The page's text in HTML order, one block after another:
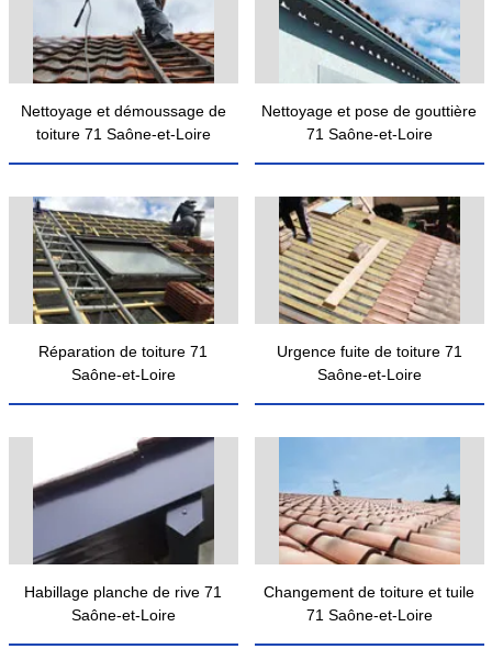
Nettoyage et démoussage de
toiture 71 Saône-et-Loire
Nettoyage et pose de gouttière
71 Saône-et-Loire
Réparation de toiture 71
Saône-et-Loire
Urgence fuite de toiture 71
Saône-et-Loire
Habillage planche de rive 71
Saône-et-Loire
Changement de toiture et tuile
71 Saône-et-Loire